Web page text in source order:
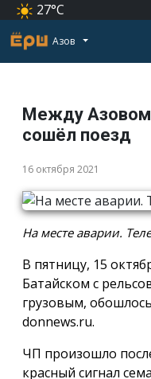
27°C
Азов
Между Азовом
сошёл поезд
16 октября 2021
На месте аварии.
В пятницу, 15
Батайском с
грузовым,
donnews.ru.
ЧП произошло
красный сигнал